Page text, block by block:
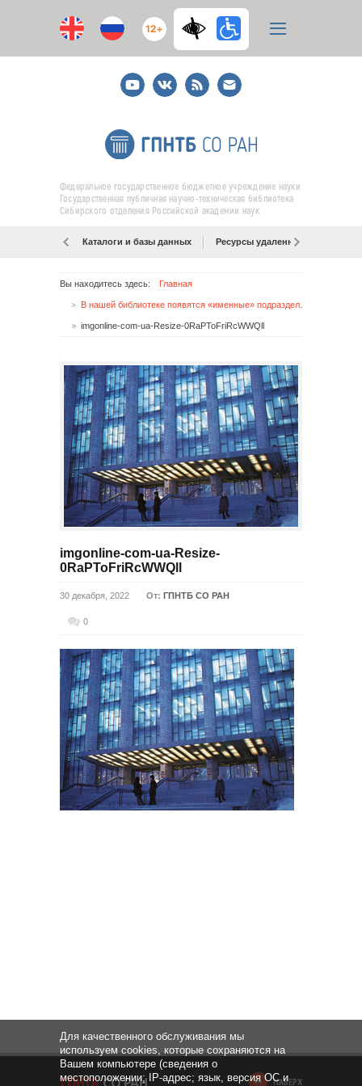
12+
YoutubeВКонтакте
RSS
E-
mail
подписка
Федеральное государственное бюджетное учреждение науки
Государственная публичная научно-техническая библиотека
Сибирского отделения Российской академии наук
Каталоги и базы данных Ресурсы удаленного доступа
Вы находитесь здесь: Главная
imgonline-com-ua-Resize-0RaPToFriRcWWQll
imgonline-com-ua-Resize-
0RaPToFriRcWWQll
30 декабря, 2022 От: ГПНТБ СО РАН
0
НАВЕРХ
Для качественного обслуживания мы
используем cookies, которые сохраняются на
Вашем компьютере (сведения о
местоположении; IP-адрес; язык, версия ОС и